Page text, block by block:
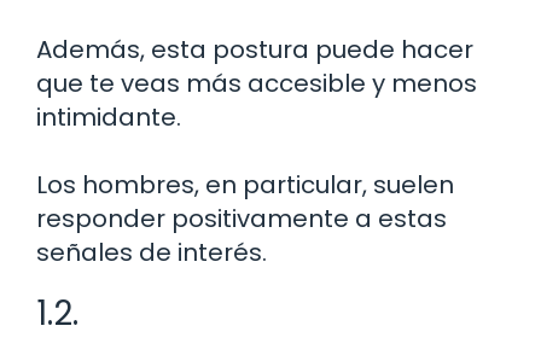
Además, esta postura puede hacer
que te veas más accesible y menos
intimidante.
Los hombres, en particular, suelen
responder positivamente a estas
señales de interés.
1.2.